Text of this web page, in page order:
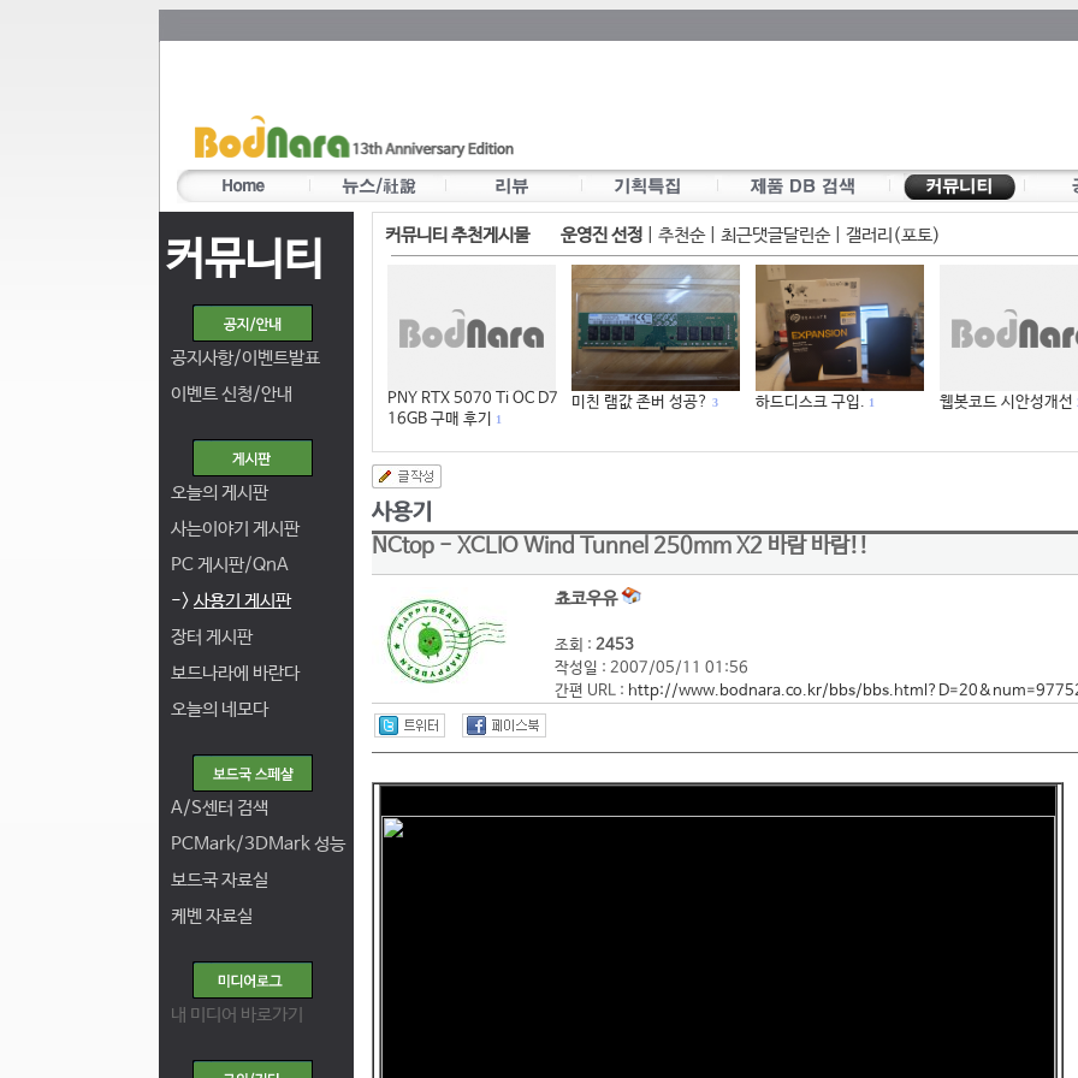
커뮤니티
공지사항/이벤트발표
이벤트 신청/안내
오늘의 게시판
사는이야기 게시판
PC 게시판/QnA
-> 사용기 게시판
장터 게시판
보드나라에 바란다
오늘의 네모다
A/S센터 검색
PCMark/3DMark 성능
보드국 자료실
케벤 자료실
내 미디어 바로가기
커뮤니티 추천게시물 운영진 선정 추천순| 최근댓글달린순| 갤러리(포토)
PNY RTX 5070 Ti OC D7
16GB 구매 후기
1
미친 램값 존버 성공? 3 하드디스크 구입. 1 웹봇코드 시안성개선
NCtop - XCLIO Wind Tunnel 250mm X2 바람 바람!!
쵸코우유
조회 : 2453
작성일 : 2007/05/11 01:56
간편 URL : http://www.bodnara.co.kr/bbs/